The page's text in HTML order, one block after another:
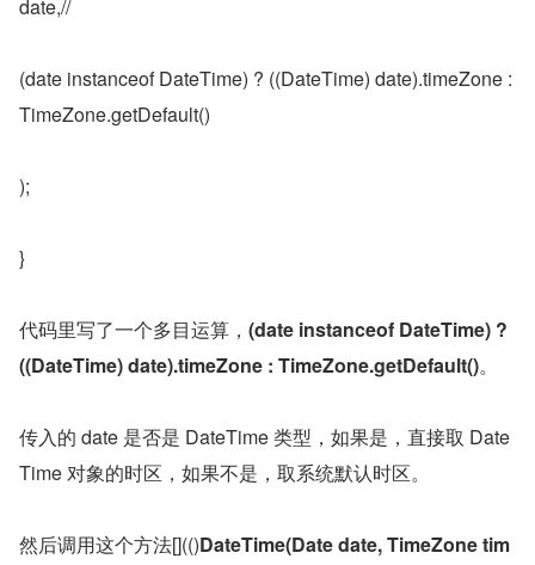
date,//
(date instanceof DateTime) ? ((DateTime) date).timeZone :
TimeZone.getDefault()
);
}
代码里写了一个多目运算， (date instanceof DateTime) ?
((DateTime) date).timeZone : TimeZone.getDefault()。
传入的 date 是否是 DateTime 类型，如果是，直接取 Date
Time 对象的时区，如果不是，取系统默认时区。
然后调用这个方法[](()DateTime(Date date, TimeZone tim